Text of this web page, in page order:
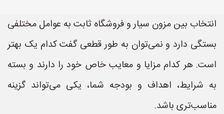
انتخاب بین مزون سیار و فروشگاه ثابت به عوامل مختلفی
بستگی دارد و نمی‌توان به طور قطعی گفت کدام یک بهتر
است. هر کدام مزایا و معایب خاص خود را دارند و بسته
به شرایط، اهداف و بودجه شما، یکی می‌تواند گزینه
مناسب‌تری باشد.